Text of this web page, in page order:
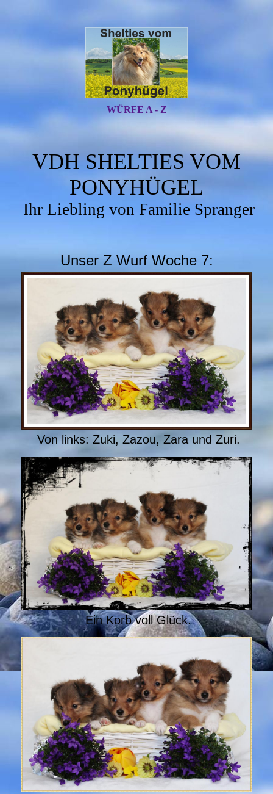
WÜRFE A - Z
VDH SHELTIES VOM
PONYHÜGEL
Ihr Liebling von Familie Spranger
Unser Z Wurf Woche 7:
Von links: Zuki, Zazou, Zara und Zuri.
Ein Korb voll Glück.